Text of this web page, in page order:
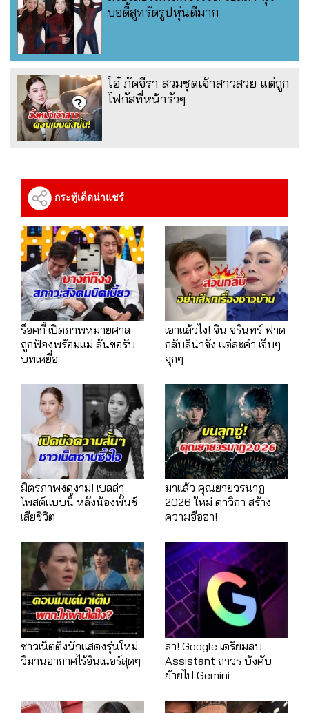
บอดี้สูทรัดรูปหุ่นดีมาก
โอ๋ ภัคจีรา สวมชุดเจ้าสาวสวย แต่ถูก
โฟกัสที่หน้ารัวๆ
กระทู้เด็ดน่าแชร์
ร็อคกี้ เปิดภาพหมายศาล
ถูกฟ้องพร้อมแม่ ลั่นขอรับ
บทเหยื่อ
เอาแล้วไง! จิน จรินทร์ ฟาด
กลับลีน่าจัง แต่ละคำ เจ็บๆ
จุกๆ
มิตรภาพงดงาม! เบลล่า
โพสต์แบบนี้ หลังน้องพั้นช์
เสียชีวิต
มาเเล้ว คุณยายวรนาฏ
2026 ใหม่ ดาวิกา สร้าง
ความฮือฮา!
ชาวเน็ตติงนักแสดงรุ่นใหม่
วิมานอากาศไร้อินเนอร์สุดๆ
ลา! Google เตรียมลบ
Assistant ถาวร บังคับ
ย้ายไป Gemini